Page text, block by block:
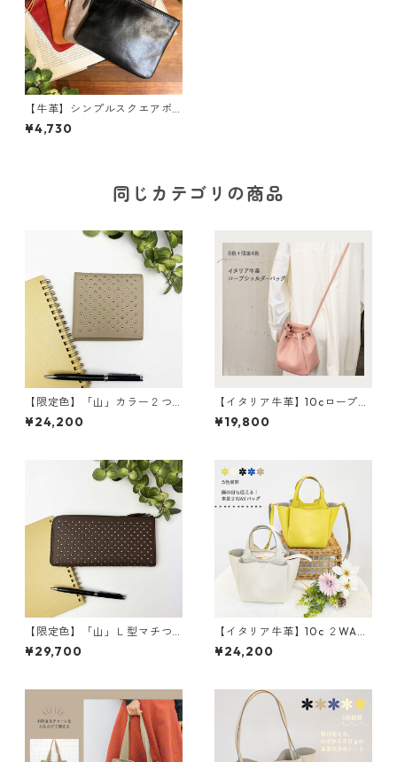
【牛革】シンプルスクエアポ
ーチ<6色展開> 牛革 本革
ポーチ シンプル スクエア
¥4,730
同じカテゴリの商品
【限定色】「山」カラー２つ
折り財布 <4色展開> 本革
牛革 レザーウォレット 革
¥24,200
【イタリア牛革】10cロープシ
ョルダー〈8色展開＋限定4
色〉 イタリア牛革 軽い
¥19,800
【限定色】「山」Ｌ型マチつ
き長財布<４色展開> 本革
レザーウォレット 革小物
¥29,700
【イタリア牛革】10c ２WAY
３部屋ショルダートートバッ
グ〈5色展開〉 イタリアンレ
¥24,200